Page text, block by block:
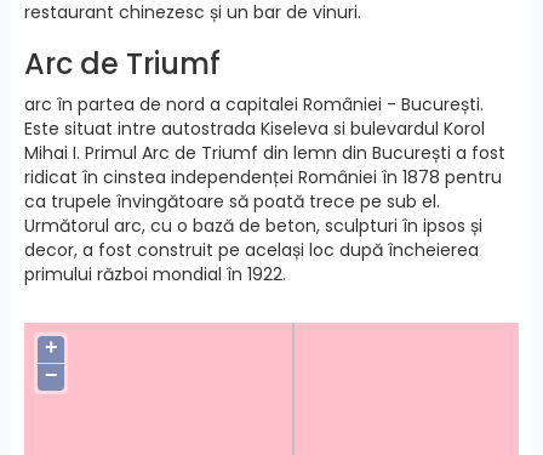
restaurant chinezesc și un bar de vinuri.
Arc de Triumf
arc în partea de nord a capitalei României - București.
Este situat intre autostrada Kiseleva si bulevardul Korol
Mihai I. Primul Arc de Triumf din lemn din București a fost
ridicat în cinstea independenței României în 1878 pentru
ca trupele învingătoare să poată trece pe sub el.
Următorul arc, cu o bază de beton, sculpturi în ipsos și
decor, a fost construit pe același loc după încheierea
primului război mondial în 1922.
+
−